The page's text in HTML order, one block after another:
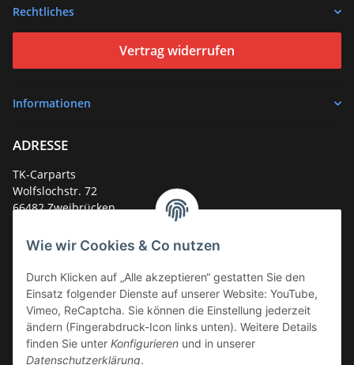
Wie wir Cookies & Co nutzen
Durch Klicken auf „Alle akzeptieren“ gestatten Sie den
Einsatz folgender Dienste auf unserer Website: YouTube,
Vimeo, ReCaptcha. Sie können die Einstellung jederzeit
ändern (Fingerabdruck-Icon links unten). Weitere Details
finden Sie unter Konfigurieren und in unserer
Datenschutzerklärung.
Rechtliches
Vertrag widerrufen
Informationen
ADRESSE
TK-Carparts
Wolfslochstr. 72
66482 Zweibrücken
Service-Hotline +49 (0)6332 - 48 58 48
E-Mail:mail@tk-carparts.de
Montag-Donnerstag von 13 bis 16 Uhr